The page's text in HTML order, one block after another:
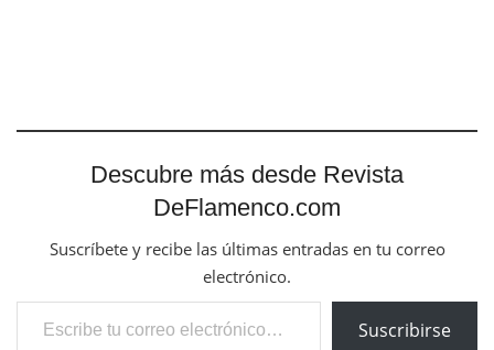
Descubre más desde Revista
DeFlamenco.com
Suscríbete y recibe las últimas entradas en tu correo
electrónico.
Escribe tu correo electrónico…
Suscribirse